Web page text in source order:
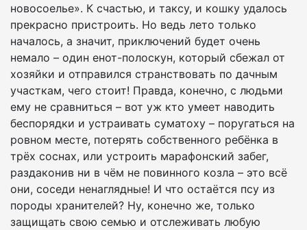
новосоелье». К счастью, и таксу, и кошку удалось
прекрасно пристроить. Но ведь лето только
началось, а значит, приключений будет очень
немало – один енот-полоскун, который сбежал от
хозяйки и отправился странствовать по дачным
участкам, чего стоит! Правда, конечно, с людьми
ему не сравниться – вот уж кто умеет наводить
беспорядки и устраивать суматоху – поругаться на
ровном месте, потерять собственного ребёнка в
трёх соснах, или устроить марафонский забег,
раздаконив ни в чём не повинного козла – это всё
они, соседи ненаглядные! И что остаётся псу из
породы хранителей? Ну, конечно же, только
защищать свою семью и отслеживать любую